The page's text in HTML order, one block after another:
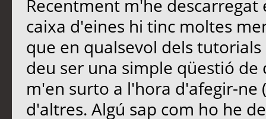
Recentment m'he descarregat
caixa d'eines hi tinc moltes
que en qualsevol dels
deu ser una simple qüestió
m'en surto a l'hora d'afegir-
d'altres. Algú sap com ho he